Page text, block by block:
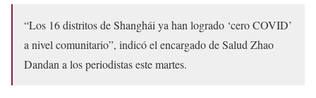
“Los 16 distritos de Shanghái ya han logrado ‘cero COVID’
a nivel comunitario”, indicó el encargado de Salud Zhao
Dandan a los periodistas este martes.